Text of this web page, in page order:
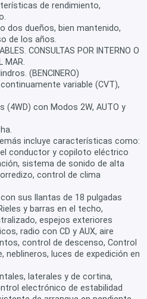
de rendimiento,
dos dueños, bien mantenido,
de los años.
CONSULTAS POR INTERNO O
MAR.
(BENCINERO)
variable (CVT),
(4WD) con Modos 2W, AUTO y
incluye características como:
conductor y copiloto eléctrico
sistema de sonido de alta
control de clima
sus llantas de 18 pulgadas
y barras en el techo,
espejos exteriores
radio con CD y AUX, aire
control de descenso, Control
neblineros, luces de expedición en
laterales y de cortina,
electrónico de estabilidad